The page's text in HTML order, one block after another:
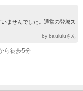
ませんでした。通常の登城ス
by balululuさん
ら徒歩5分